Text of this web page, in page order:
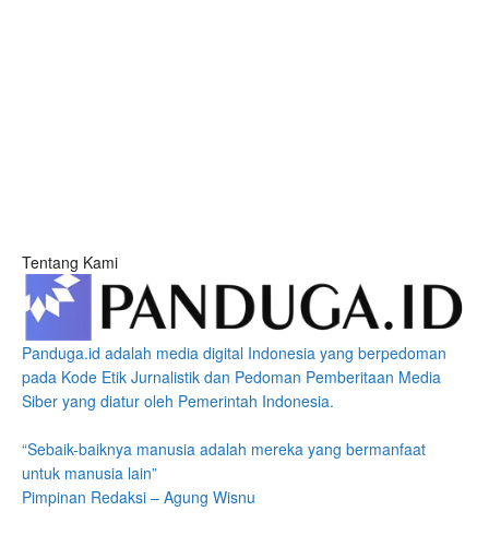
Tentang Kami
Panduga.id adalah media digital Indonesia yang berpedoman
pada Kode Etik Jurnalistik dan Pedoman Pemberitaan Media
Siber yang diatur oleh Pemerintah Indonesia.
“Sebaik-baiknya manusia adalah mereka yang bermanfaat
untuk manusia lain”
Pimpinan Redaksi – Agung Wisnu